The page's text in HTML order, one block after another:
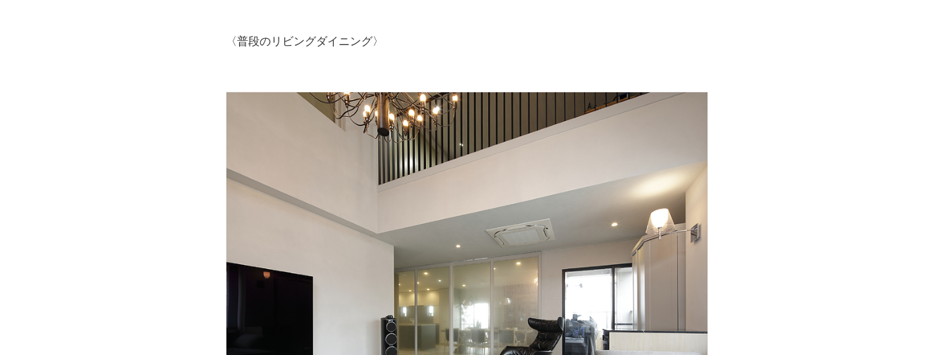
〈普段のリビングダイニング〉